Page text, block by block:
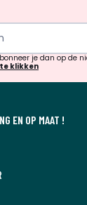
je dan op de
klikken
EN OP MAAT !